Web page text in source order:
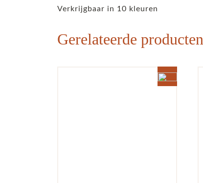
Verkrijgbaar in 10 kleuren
Gerelateerde producten